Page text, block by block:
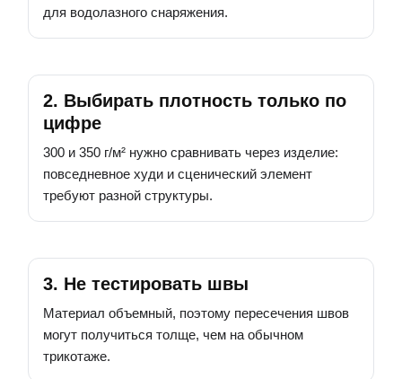
для водолазного снаряжения.
2. Выбирать плотность только по
цифре
300 и 350 г/м² нужно сравнивать через изделие:
повседневное худи и сценический элемент
требуют разной структуры.
3. Не тестировать швы
Материал объемный, поэтому пересечения швов
могут получиться толще, чем на обычном
трикотаже.